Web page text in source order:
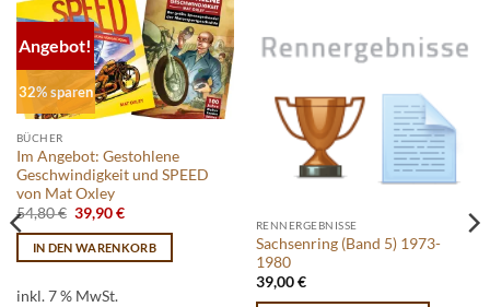
Angebot!
32% sparen
BÜCHER
Im Angebot: Gestohlene
Geschwindigkeit und SPEED
von Mat Oxley
54,80€ Ursprünglicher
Preis
war:
54,80 €
39,90€Aktueller
ist:
39,90 €.
IN DEN WARENKORB
inkl. 7 % MwSt.
RENNERGEBNISSE
Sachsenring (Band 5) 1973-
1980
39,00€